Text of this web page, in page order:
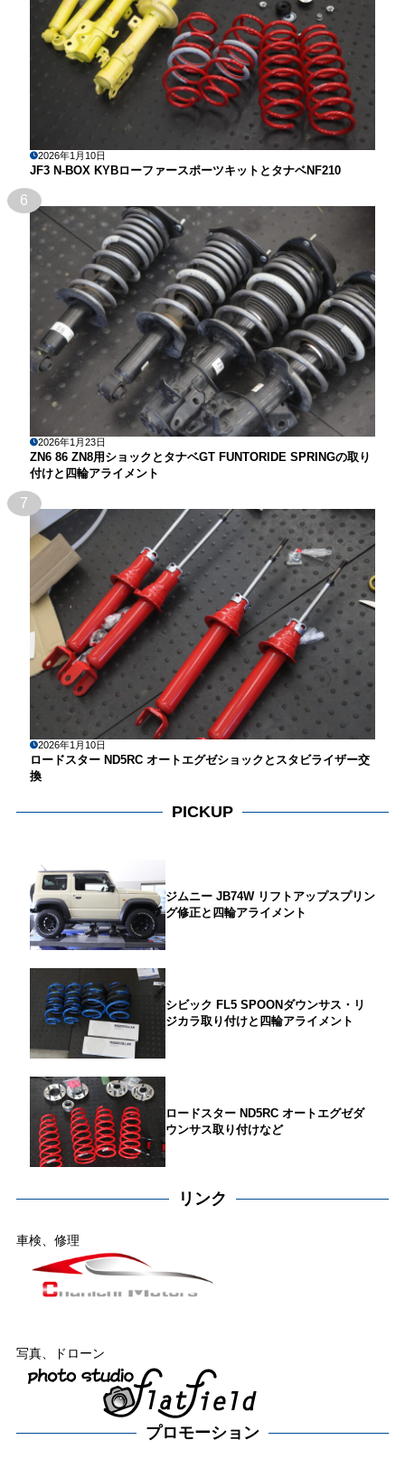
2026年1月10日
JF3 N-BOX KYBローファースポーツキットとタナベNF210
6
2026年1月23日
ZN6 86 ZN8用ショックとタナベGT FUNTORIDE SPRINGの取り
付けと四輪アライメント
7
2026年1月10日
ロードスター ND5RC オートエグゼショックとスタビライザー交
換
PICKUP
ジムニー JB74W リフトアップスプリン
グ修正と四輪アライメント
シビック FL5 SPOONダウンサス・リ
ジカラ取り付けと四輪アライメント
ロードスター ND5RC オートエグゼダ
ウンサス取り付けなど
リンク
車検、修理
写真、ドローン
プロモーション